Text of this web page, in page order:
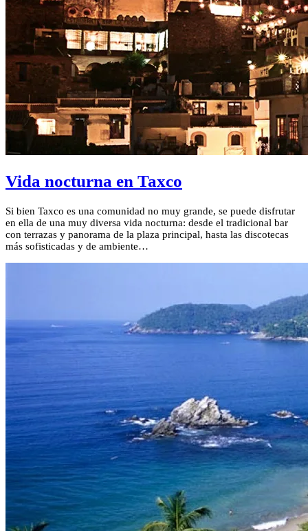
Vida nocturna en Taxco
Si bien Taxco es una comunidad no muy grande, se puede disfrutar
en ella de una muy diversa vida nocturna: desde el tradicional bar
con terrazas y panorama de la plaza principal, hasta las discotecas
más sofisticadas y de ambiente…